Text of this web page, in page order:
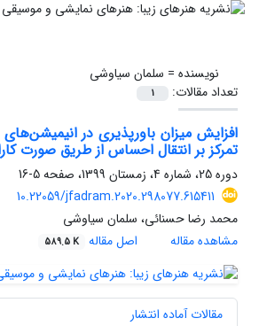
نویسنده = سلمان سیاوشی
تعداد مقالات:
1
افزایش میزان باورپذیری در
تمرکز بر انتقال احساس از طریق صورت
دوره 25، شماره 4، زمستان 1399، صفحه
5-16
10.22059/jfadram.2020.298077.615411
محمد رضا حسنائی، سلمان سیاوشی
مشاهده مقاله
اصل مقاله 589.5 K
مقالات آماده انتشار